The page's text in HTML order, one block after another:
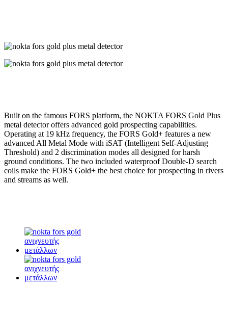
Built on the famous FORS platform, the NOKTA FORS Gold Plus
metal detector offers advanced gold prospecting capabilities.
Operating at 19 kHz frequency, the FORS Gold+ features a new
advanced All Metal Mode with iSAT (Intelligent Self-Adjusting
Threshold) and 2 discrimination modes all designed for harsh
ground conditions. The two included waterproof Double-D search
coils make the FORS Gold+ the best choice for prospecting in rivers
and streams as well.